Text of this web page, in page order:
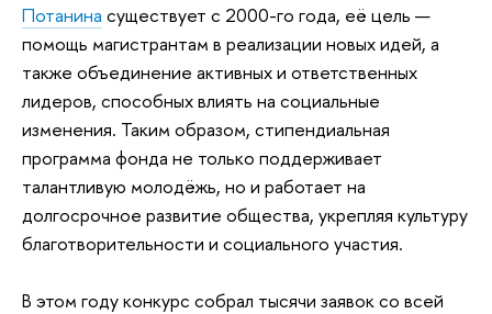
Потанина существует с 2000-го года, её цель —
помощь магистрантам в реализации новых идей, а
также объединение активных и ответственных
лидеров, способных влиять на социальные
изменения. Таким образом, стипендиальная
программа фонда не только поддерживает
талантливую молодёжь, но и работает на
долгосрочное развитие общества, укрепляя культуру
благотворительности и социального участия.
В этом году конкурс собрал тысячи заявок со всей